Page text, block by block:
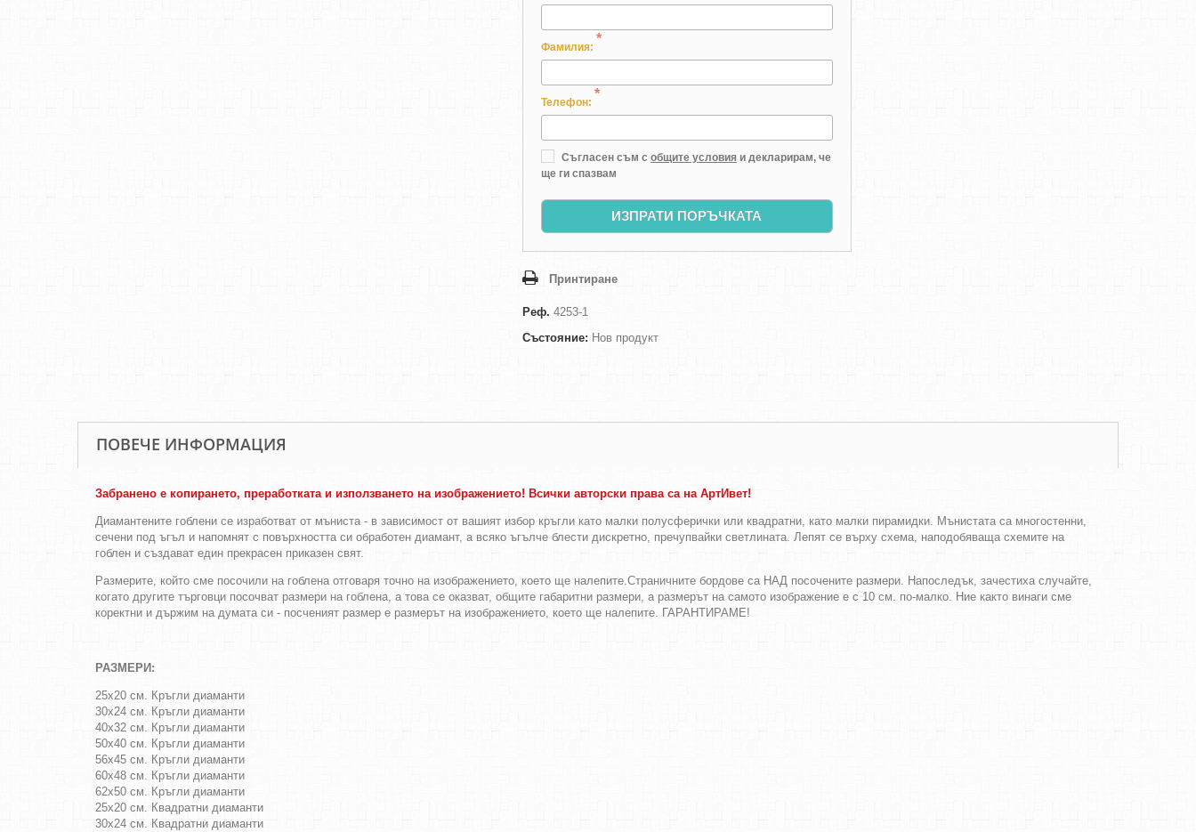
Фамилия:
*
Телефон:
*
Съгласен съм с общите условия и декларирам, че
ще ги спазвам
ИЗПРАТИ ПОРЪЧКАТА
Принтиране
Реф. 4253-1
Състояние: Нов продукт
ПОВЕЧЕ ИНФОРМАЦИЯ
Забранено е копирането, преработката и използването на изображението! Всички авторски права са на АртИвет!
Диамантените гоблени се изработват от мъниста - в зависимост от вашият избор кръгли като малки полусферички или квадратни, като малки пирамидки. Мънистата са многостенни,
сечени под ъгъл и напомнят с повърхността си обработен диамант, а всяко ъгълче блести дискретно, пречупвайки светлината. Лепят се върху схема, наподобяваща схемите на
гоблен и създават един прекрасен приказен свят.
Размерите, който сме посочили на гоблена отговаря точно на изображението, което ще налепите.Страничните бордове са НАД посочените размери. Напоследък, зачестиха случайте,
когато другите търговци посочват размери на гоблена, а това се оказват, общите габаритни размери, а размерът на самото изображение е с 10 см. по-малко. Ние както винаги сме
коректни и държим на думата си - посченият размер е размерът на изображението, което ще налепите. ГАРАНТИРАМЕ!
РАЗМЕРИ:
25х20 см. Кръгли диаманти
30х24 см. Кръгли диаманти
40х32 см. Кръгли диаманти
50х40 см. Кръгли диаманти
56х45 см. Кръгли диаманти
60х48 см. Кръгли диаманти
62х50 см. Кръгли диаманти
25х20 см. Квадратни диаманти
30х24 см. Квадратни диаманти